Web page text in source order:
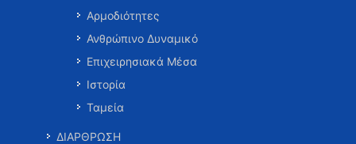
Αρμοδιότητες
Ανθρώπινο Δυναμικό
Επιχειρησιακά Μέσα
Ιστορία
Ταμεία
ΔΙΑΡΘΡΩΣΗ